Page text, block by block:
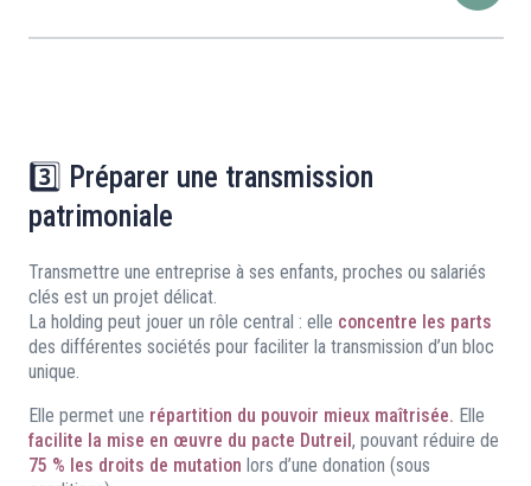
3️⃣ Préparer une transmission
patrimoniale
Transmettre une entreprise à ses enfants, proches ou salariés
clés est un projet délicat.
La holding peut jouer un rôle central : elle concentre les parts
des différentes sociétés pour faciliter la transmission d’un bloc
unique.
Elle permet une répartition du pouvoir mieux maîtrisée. Elle
facilite la mise en œuvre du pacte Dutreil, pouvant réduire de
75 % les droits de mutation lors d’une donation (sous